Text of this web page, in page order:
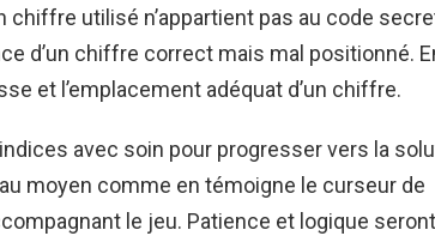
chiffre utilisé n’appartient pas au code
d’un chiffre correct mais mal positionné.
et l’emplacement adéquat d’un chiffre.
avec soin pour progresser vers la
moyen comme en témoigne le curseur de
le jeu. Patience et logique